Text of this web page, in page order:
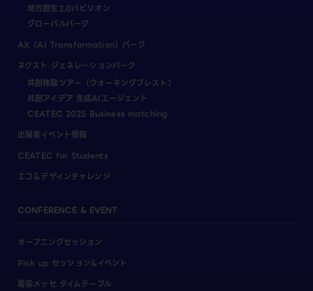
地方創生2.0パビリオン
グローバルパーク
AX（AI Transformation）パーク
ネクスト ジェネレーションパーク
共創体験ツアー（ウォーキングブレスト）
共創アイデア 生成AIエージェント
CEATEC 2025 Business matching
出展者イベント情報
CEATEC for Students
エコ＆デザインチャレンジ
CONFERENCE & EVENT
オープニングセッション
Pick up セッション&イベント
幕張メッセ タイムテーブル